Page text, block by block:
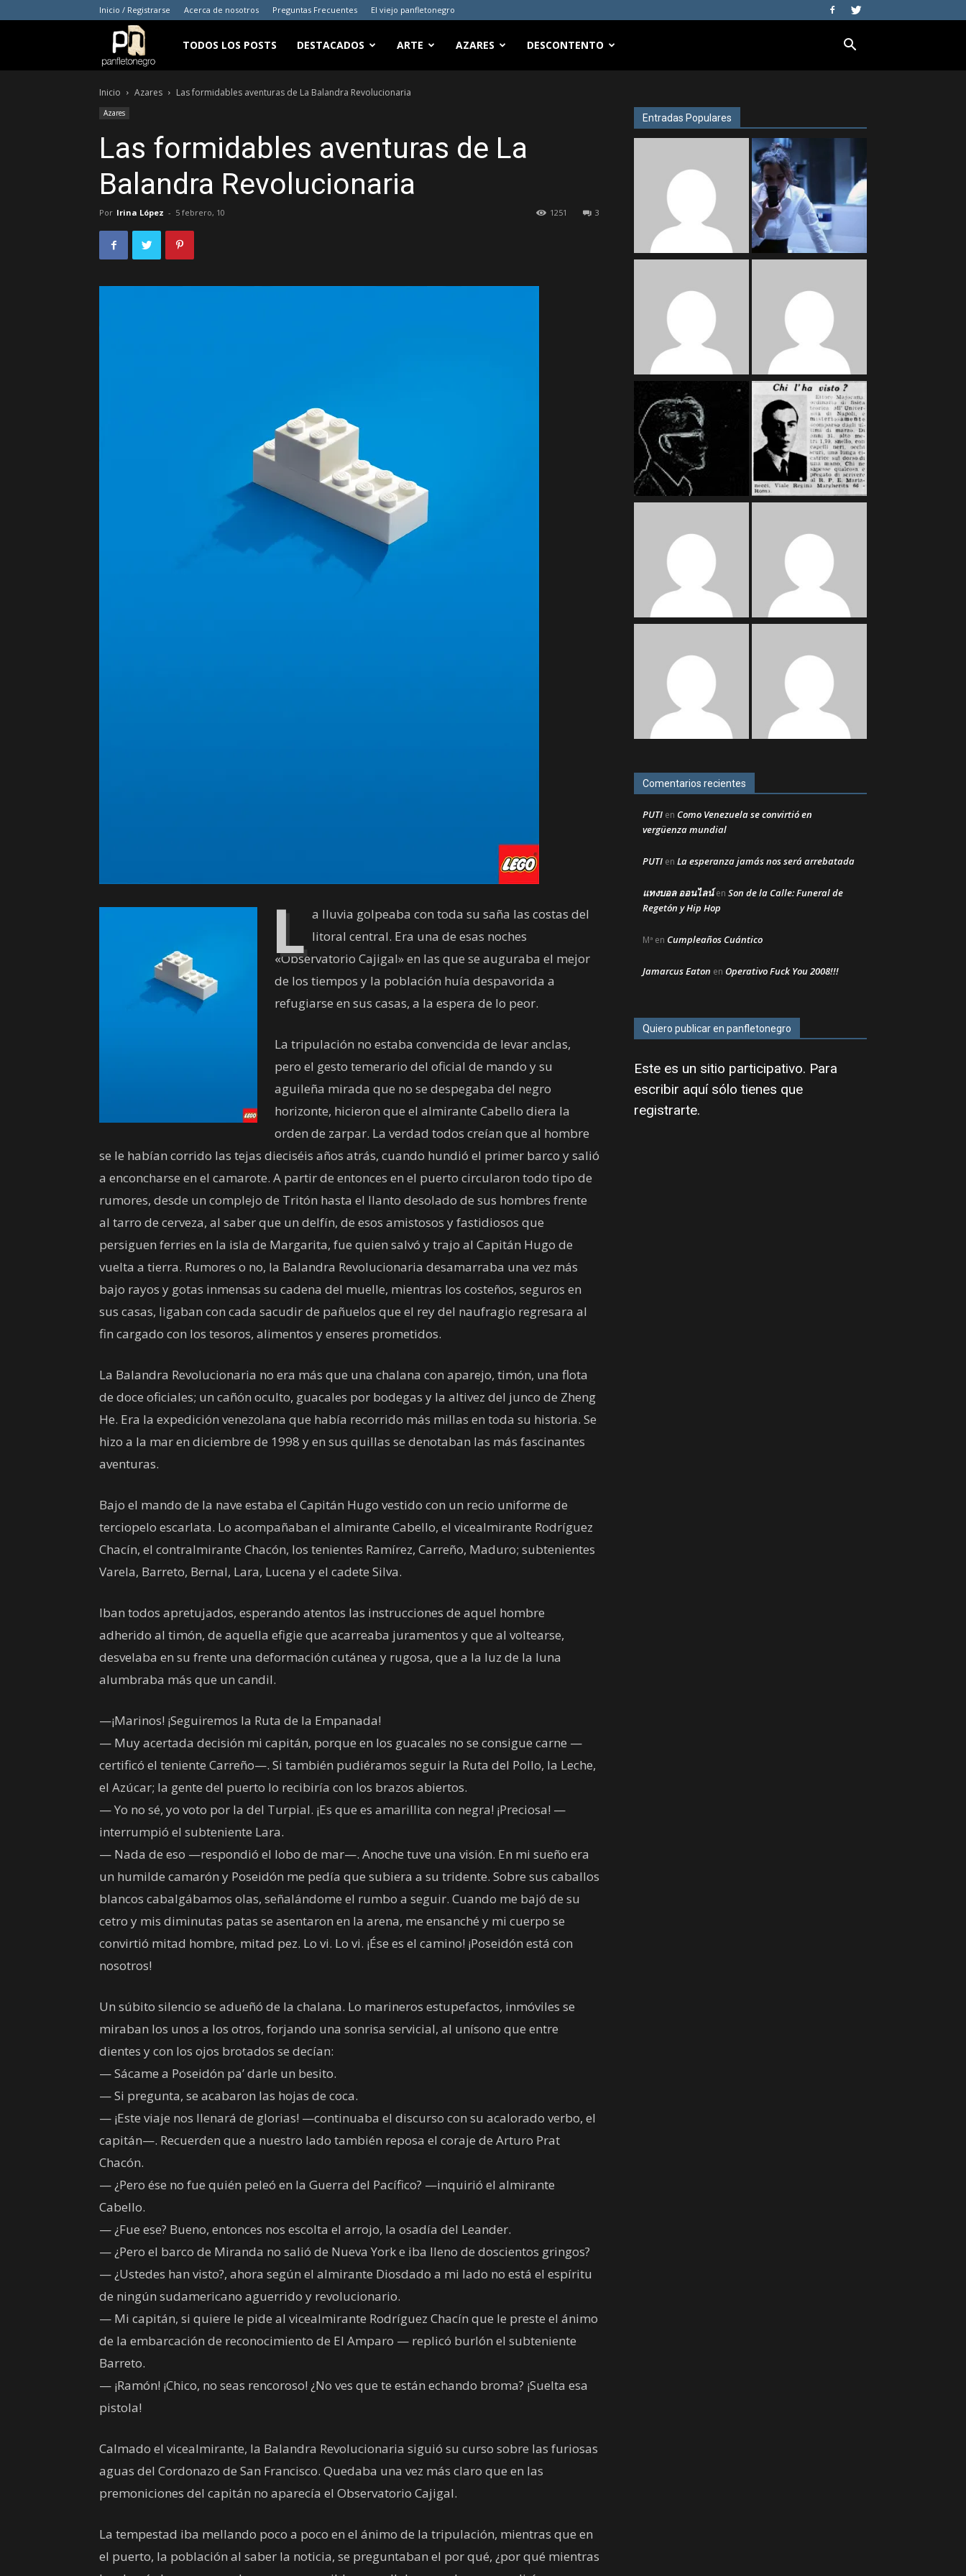
Inicio / Registrarse Acerca de nosotros Preguntas Frecuentes El viejo panfletonegro
panfletonegro
TODOS LOS POSTS DESTACADOS ARTE AZARES DESCONTENTO
Inicio Azares Las formidables aventuras de La Balandra Revolucionaria
Azares
Las formidables aventuras de La
Balandra Revolucionaria
Por Irina López - 5 febrero, 10 3
1251
L a lluvia golpeaba con toda su saña las costas del
litoral central. Era una de esas noches
«Observatorio Cajigal» en las que se auguraba el mejor
de los tiempos y la población huía despavorida a
refugiarse en sus casas, a la espera de lo peor.
La tripulación no estaba convencida de levar anclas,
pero el gesto temerario del oficial de mando y su
aguileña mirada que no se despegaba del negro
horizonte, hicieron que el almirante Cabello diera la
orden de zarpar. La verdad todos creían que al hombre
se le habían corrido las tejas dieciséis años atrás, cuando hundió el primer barco y salió
a enconcharse en el camarote. A partir de entonces en el puerto circularon todo tipo de
rumores, desde un complejo de Tritón hasta el llanto desolado de sus hombres frente
al tarro de cerveza, al saber que un delfín, de esos amistosos y fastidiosos que
persiguen ferries en la isla de Margarita, fue quien salvó y trajo al Capitán Hugo de
vuelta a tierra. Rumores o no, la Balandra Revolucionaria desamarraba una vez más
bajo rayos y gotas inmensas su cadena del muelle, mientras los costeños, seguros en
sus casas, ligaban con cada sacudir de pañuelos que el rey del naufragio regresara al
fin cargado con los tesoros, alimentos y enseres prometidos.
La Balandra Revolucionaria no era más que una chalana con aparejo, timón, una flota
de doce oficiales; un cañón oculto, guacales por bodegas y la altivez del junco de Zheng
He. Era la expedición venezolana que había recorrido más millas en toda su historia. Se
hizo a la mar en diciembre de 1998 y en sus quillas se denotaban las más fascinantes
aventuras.
Bajo el mando de la nave estaba el Capitán Hugo vestido con un recio uniforme de
terciopelo escarlata. Lo acompañaban el almirante Cabello, el vicealmirante Rodríguez
Chacín, el contralmirante Chacón, los tenientes Ramírez, Carreño, Maduro; subtenientes
Varela, Barreto, Bernal, Lara, Lucena y el cadete Silva.
Iban todos apretujados, esperando atentos las instrucciones de aquel hombre
adherido al timón, de aquella efigie que acarreaba juramentos y que al voltearse,
desvelaba en su frente una deformación cutánea y rugosa, que a la luz de la luna
alumbraba más que un candil.
—¡Marinos! ¡Seguiremos la Ruta de la Empanada!
— Muy acertada decisión mi capitán, porque en los guacales no se consigue carne —
certificó el teniente Carreño—. Si también pudiéramos seguir la Ruta del Pollo, la Leche,
el Azúcar; la gente del puerto lo recibiría con los brazos abiertos.
— Yo no sé, yo voto por la del Turpial. ¡Es que es amarillita con negra! ¡Preciosa! —
interrumpió el subteniente Lara.
— Nada de eso —respondió el lobo de mar—. Anoche tuve una visión. En mi sueño era
un humilde camarón y Poseidón me pedía que subiera a su tridente. Sobre sus caballos
blancos cabalgábamos olas, señalándome el rumbo a seguir. Cuando me bajó de su
cetro y mis diminutas patas se asentaron en la arena, me ensanché y mi cuerpo se
convirtió mitad hombre, mitad pez. Lo vi. Lo vi. ¡Ése es el camino! ¡Poseidón está con
nosotros!
Un súbito silencio se adueñó de la chalana. Lo marineros estupefactos, inmóviles se
miraban los unos a los otros, forjando una sonrisa servicial, al unísono que entre
dientes y con los ojos brotados se decían:
— Sácame a Poseidón pa’ darle un besito.
— Si pregunta, se acabaron las hojas de coca.
— ¡Este viaje nos llenará de glorias! —continuaba el discurso con su acalorado verbo, el
capitán—. Recuerden que a nuestro lado también reposa el coraje de Arturo Prat
Chacón.
— ¿Pero ése no fue quién peleó en la Guerra del Pacífico? —inquirió el almirante
Cabello.
— ¿Fue ese? Bueno, entonces nos escolta el arrojo, la osadía del Leander.
— ¿Pero el barco de Miranda no salió de Nueva York e iba lleno de doscientos gringos?
— ¿Ustedes han visto?, ahora según el almirante Diosdado a mi lado no está el espíritu
de ningún sudamericano aguerrido y revolucionario.
— Mi capitán, si quiere le pide al vicealmirante Rodríguez Chacín que le preste el ánimo
de la embarcación de reconocimiento de El Amparo — replicó burlón el subteniente
Barreto.
— ¡Ramón! ¡Chico, no seas rencoroso! ¿No ves que te están echando broma? ¡Suelta esa
pistola!
Calmado el vicealmirante, la Balandra Revolucionaria siguió su curso sobre las furiosas
aguas del Cordonazo de San Francisco. Quedaba una vez más claro que en las
premoniciones del capitán no aparecía el Observatorio Cajigal.
La tempestad iba mellando poco a poco en el ánimo de la tripulación, mientras que en
el puerto, la población al saber la noticia, se preguntaban el por qué, ¿por qué mientras
Entradas Populares
Comentarios recientes
PUTI en Como Venezuela se convirtió en
vergüenza mundial
PUTI en La esperanza jamás nos será arrebatada
แทงบอล ออนไลน์en Son de la Calle: Funeral de
Regetón y Hip Hop
Mª en Cumpleaños Cuántico
Jamarcus Eaton en Operativo Fuck You 2008!!!
Quiero publicar en panfletonegro
Este es un sitio participativo. Para
escribir aquí sólo tienes que
registrarte.